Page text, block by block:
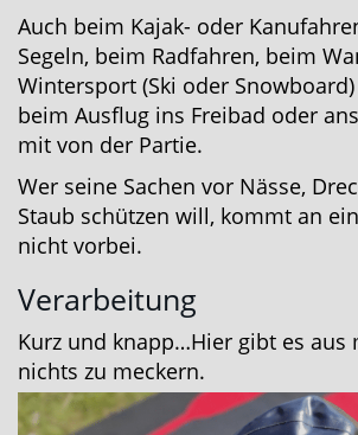
Auch beim Kajak- oder
Segeln, beim Radfahren, beim
Wintersport (Ski oder
beim Ausflug ins Freibad oder
mit von der Partie.
Wer seine Sachen vor Nässe,
Staub schützen will, kommt an
nicht vorbei.
Verarbeitung
Kurz und knapp…Hier gibt es aus
nichts zu meckern.